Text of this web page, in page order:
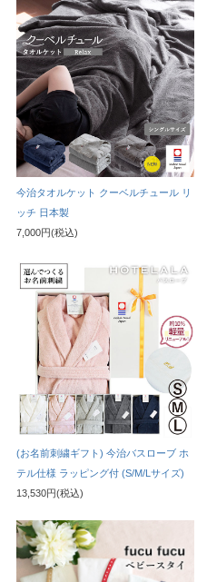
今治タオルケット クーベルチュール リ
ッチ 日本製
7,000円(税込)
(お名前刺繍ギフト) 今治バスローブ ホ
テル仕様 ラッピング付 (S/M/Lサイズ)
13,530円(税込)